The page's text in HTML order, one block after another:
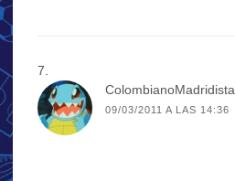
ColombianoMadridista
09/03/2011 A LAS 14:36